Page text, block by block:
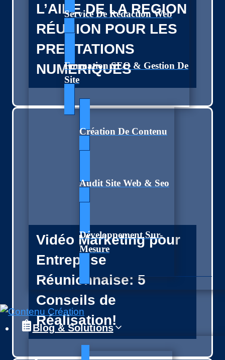
Service De Rédaction Web
Formation SEO & Gestion De
Site
Création De Contenu
Audit Site Web & Seo
Développement Sur-
Mesure
Blog & Solutions
L’AIDE DE LA REGION
RÉUNION POUR LES
PRESTATIONS
NUMÉRIQUES
Vidéo Marketing pour
Entreprise
Réunionnaise: 5
Conseils de
Réalisation!